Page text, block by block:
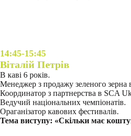
14:45-15:45
Віталій Петрів
В каві 6 років.
Менеджер з продажу зеленого зерна
Координатор з партнерства в SCA
Ведучий національних чемпіонатів.
Ораганізатор кавових фестивалів.
Тема виступу: «Скільки має